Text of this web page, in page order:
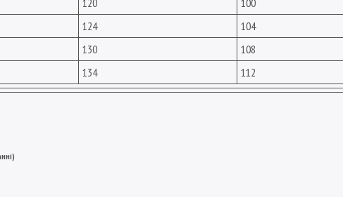
120
100
124
104
130
108
134
112